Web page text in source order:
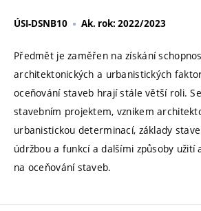
ÚSI-DSNB10 Ak. rok: 2022/2023
Předmět je zaměřen na získání
architektonických a urbanistických
oceňování staveb hrají stále větší roli.
stavebním projektem, vznikem
urbanistickou determinací, základy
údržbou a funkcí a dalšími způsoby užití
na oceňování staveb.